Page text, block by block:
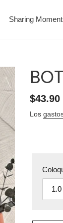
Sharing
Precio
unitario
$43.90
Los